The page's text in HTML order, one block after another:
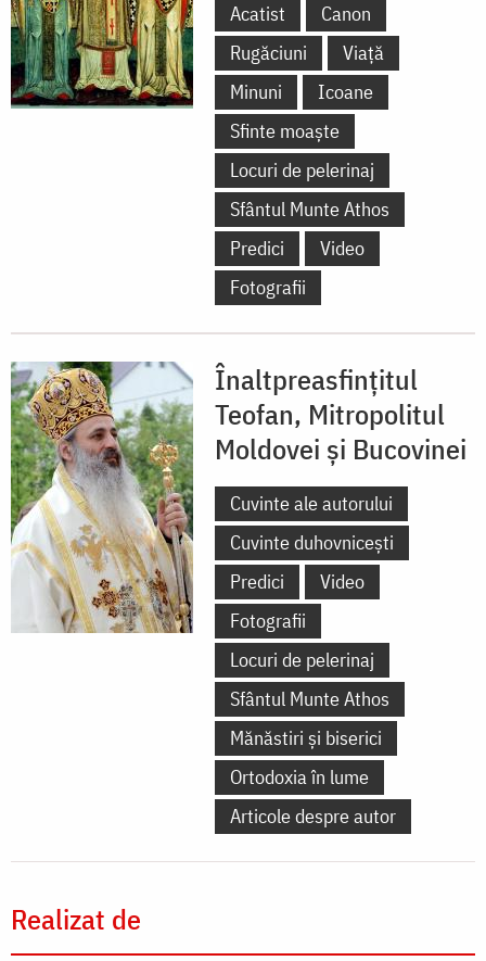
Acatist
Canon
Rugăciuni
Viață
Minuni
Icoane
Sfinte moaște
Locuri de pelerinaj
Sfântul Munte Athos
Predici
Video
Fotografii
Înaltpreasfințitul
Teofan, Mitropolitul
Moldovei și Bucovinei
Cuvinte ale autorului
Cuvinte duhovnicești
Predici
Video
Fotografii
Locuri de pelerinaj
Sfântul Munte Athos
Mănăstiri și biserici
Ortodoxia în lume
Articole despre autor
Realizat de